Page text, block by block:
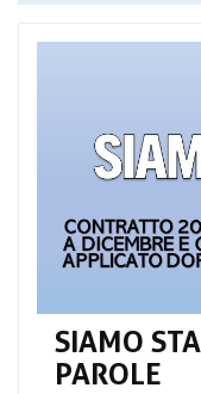
SIAMO
PAROLE